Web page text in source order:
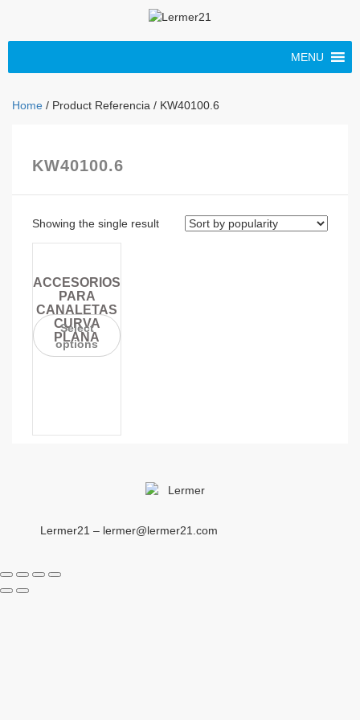
MENU
Home / Product Referencia / KW40100.6
KW40100.6
Showing the single result
ACCESORIOS
PARA
CANALETAS
CURVA
PLANA
Select
options
Lermer21 – lermer@lermer21.com